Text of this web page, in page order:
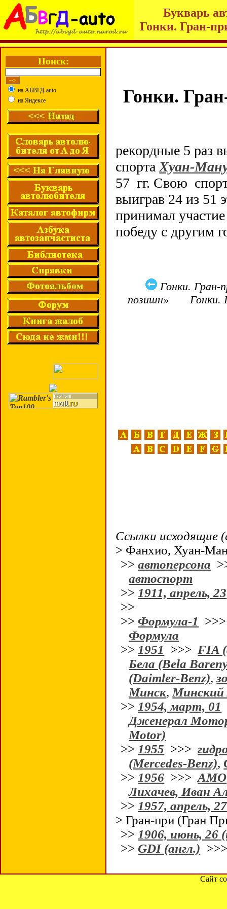
Букварь
Гонки. Гран-
Поиск:
на АБВГД-auto
на Яндексе
Гонки.
рекордные 5 раз
спортаХуан-
57 гг. Свою
выиграв 24 из 51
принимал
победу с другим
Гонки. Гран-
позишн» Гонки.
Ссылки исходящие
> Фанхио, Хуан-
>>автоперсона
автоспорт
>> 1911, апрель, 23
>>
>>Формула-1
Формула
>> 1951 >>> FIA
Бела (Bela
(Daimler-Benz),
Минск, Минский
>> 1954, март, 01
Дженерал
Motor)
>> 1955 >>>
(Mercedes-Benz),
>> 1956 >>>АМО
Лихачев, Иван
>> 1957, апрель, 27
> Гран-при (Гран
>> 1906, июнь, 26
>> GDI (англ.)
Сайт